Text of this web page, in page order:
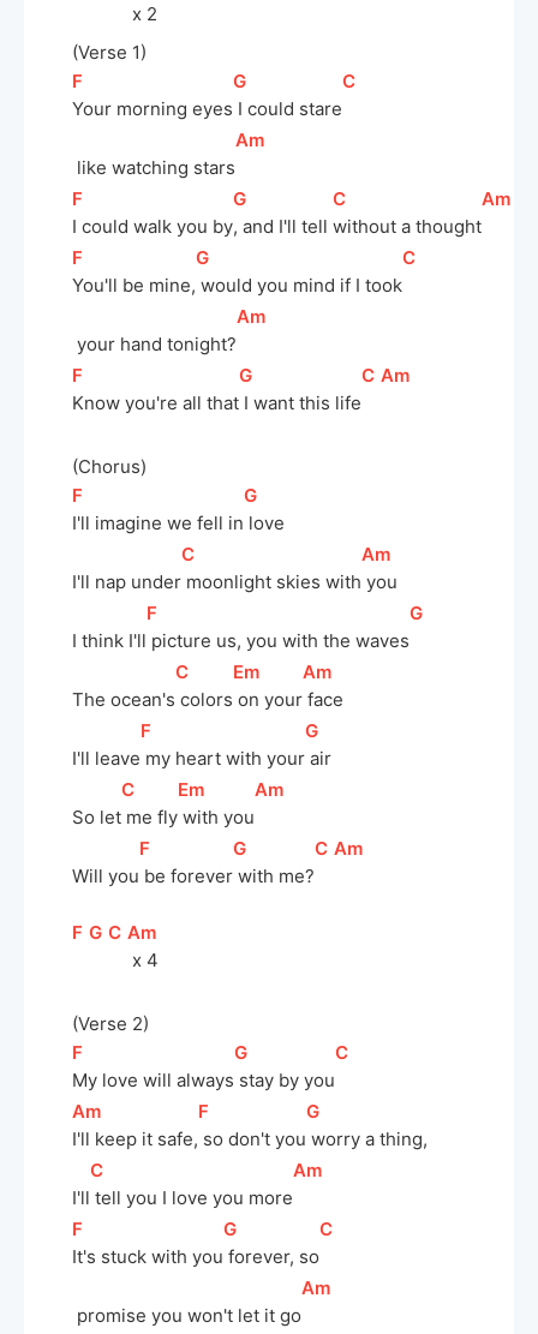
Phiên bản đề xuất
x 2
(Verse 1)
[F
Your morning eyes
[
G
I could stare
[
C
like watching stars
[
Am
[F
I could walk you by
[
G
, and I'll tell
[
C
without a thought
[
Am
[F
You'll be mine,
[
G
would you mind if I took
[
C
your hand tonight?
[
Am
[F
Know you're all that
[
G
I want this life
[
C ]
[
Am
(Chorus)
[F
I'll imagine we fell in
[
G
love
I'll nap under
[
C
moonlight skies with
[
Am
you
I think I'll
[F
picture us, you with the waves
[
G
The ocean's
[
C
colors
[Em
on your
[
Am
face
I'll leave
[F
my heart with your
[
G
air
So let
[
C
me fly
[Em
with you
[
Am
Will you
[F
be forever
[
G
with me?
[
C ]
[
Am
[F ]
[
G ]
[
C ]
[
Am
x 4
(Verse 2)
[F
My love will always
[
G
stay by you
[
C
[
Am
I'll keep it safe,
[F
so don't you
[
G
worry a thing,
I'll
[
C
tell you I love you more
[
Am
[F
It's stuck with you
[
G
forever, so
[
C
promise you won't let it go
[
Am